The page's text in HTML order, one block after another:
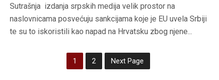
Sutrašnja izdanja srpskih medija velik prostor na
naslovnicama posvećuju sankcijama koje je EU uvela Srbiji
te su to iskoristili kao napad na Hrvatsku zbog njene...
1 2 Next Page